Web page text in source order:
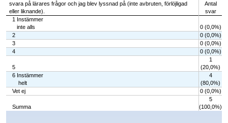
svara på lärares frågor och jag blev lyssnad på (inte avbruten, förlöjligad
eller liknande).
Antal
svar
1 Instämmer
inte alls
0 (0,0%)
2
0 (0,0%)
3
0 (0,0%)
4
0 (0,0%)
5
1
(20,0%)
6 Instämmer
helt
4
(80,0%)
Vet ej
0 (0,0%)
Summa
5
(100,0%)
Chart